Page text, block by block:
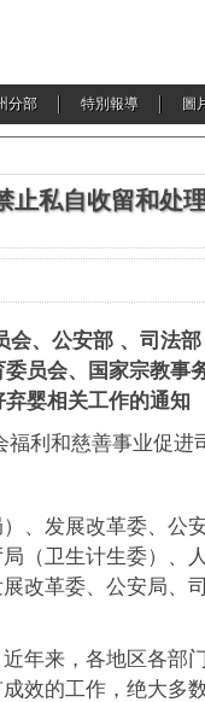
分部 特別報導 圖
止私自收留和处
会、公安部 、司法
委员会、国家宗教事
婴相关工作的通知
福利和慈善事业促进
、发展改革委、公
（卫生计生委）、
改革委、公安局、
年来，各地区各部
效的工作，绝大多